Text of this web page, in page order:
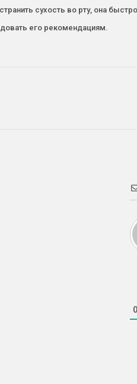
сухость во рту, она
его рекомендациям.
0